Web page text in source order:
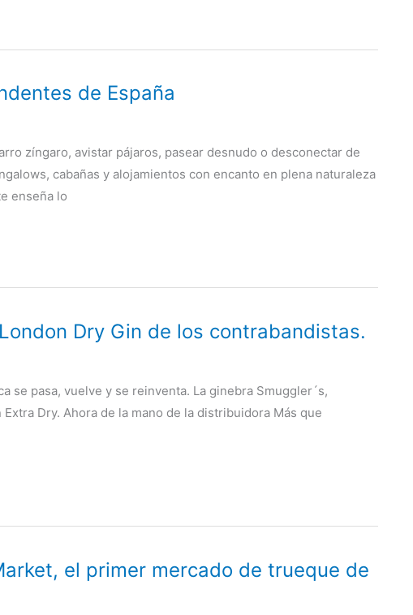
de España
zíngaro, avistar pájaros, pasear desnudo o desconectar de
cabañas y alojamientos con encanto en plena naturaleza
enseña lo
London Dry Gin de los contrabandistas.
se pasa, vuelve y se reinventa. La ginebra Smuggler´s,
Dry. Ahora de la mano de la distribuidora Más que
el primer mercado de trueque de